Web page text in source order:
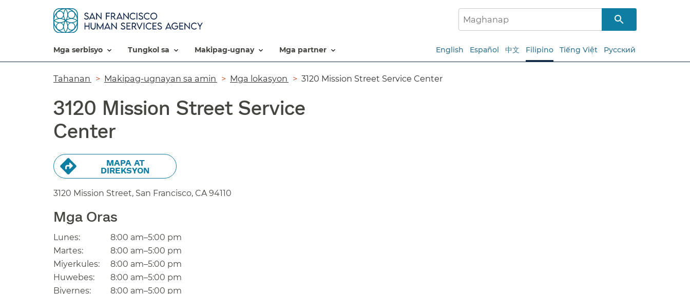
mga serbisyo​​ tungkol sa​​ makipag-ugnay​​ mga partner​​ English Español 中文 Filipino Tiếng Việt Русский
Breadcrumb​​
Tahanan​​ Makipag-ugnayan sa amin​​ Mga lokasyon​​ 3120 Mission Street Service Center​​
3120 Mission Street Service
Center​​
MAPA AT
DIREKSYON​​
3120 Mission Street, San Francisco, CA 94110
Mga Oras​​
Lunes:​​
8:00 am–5:00 pm​​
Martes:​​
8:00 am–5:00 pm​​
Miyerkules:​​
8:00 am–5:00 pm​​
Huwebes:​​
8:00 am–5:00 pm​​
Biyernes:​​
8:00 am–5:00 pm​​